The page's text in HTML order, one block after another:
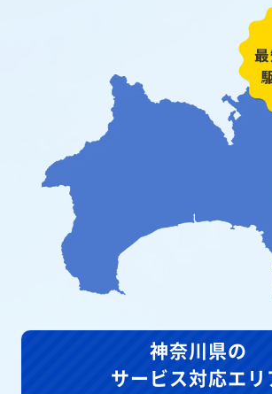
神奈川県の
サービス対応エリ